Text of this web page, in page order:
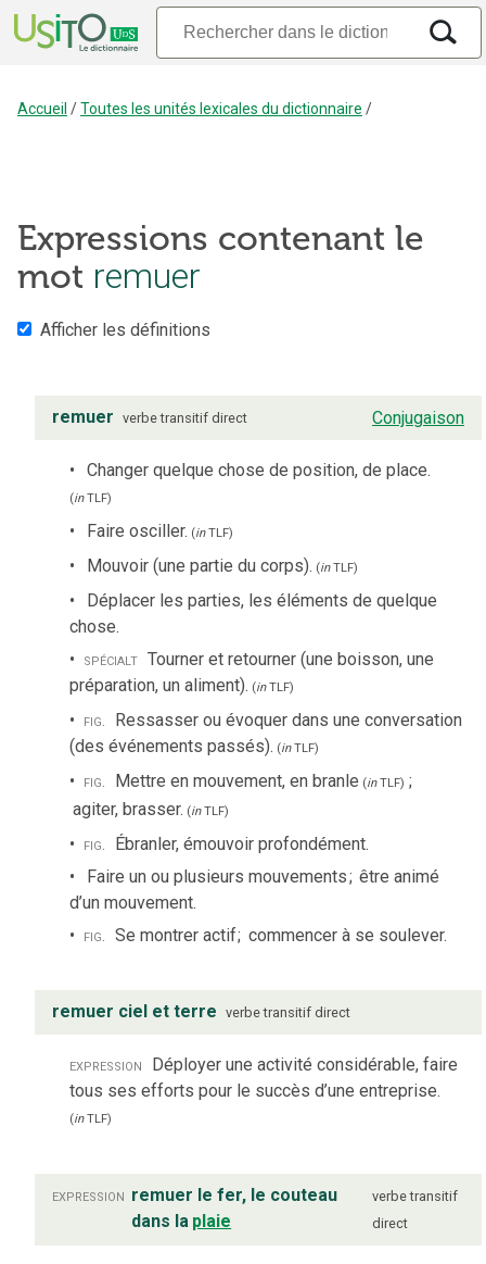
Accueil /Toutes les unités lexicales du dictionnaire /
Expressions contenant le
mot remuer
Afficher les définitions
remuer verbe transitif direct Conjugaison
Changer quelque chose de position, de place.
(inTLF)
Faire osciller. (inTLF)
Mouvoir (une partie du corps). (inTLF)
Déplacer les parties, les éléments de quelque
chose.
spécialt Tourner et retourner (une boisson, une
préparation, un aliment). (inTLF)
fig. Ressasser ou évoquer dans une conversation
(des événements passés). (inTLF)
fig. Mettre en mouvement, en branle (inTLF) ;
agiter, brasser. (inTLF)
fig. Ébranler, émouvoir profondément.
Faire un ou plusieurs mouvements; être animé
d’un mouvement.
fig. Se montrer actif; commencer à se soulever.
remuer ciel et terre verbe transitif direct
expression Déployer une activité considérable, faire
tous ses efforts pour le succès d’une entreprise.
(inTLF)
expression remuer le fer, le couteau
dans la plaie
verbe transitif
direct